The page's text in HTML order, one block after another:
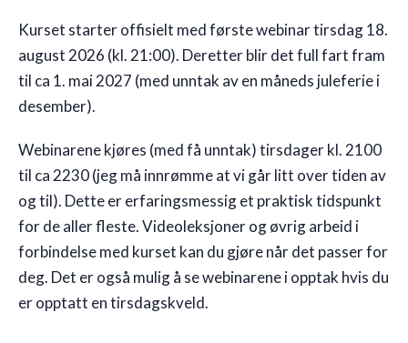
Kurset starter offisielt med første webinar tirsdag 18.
august 2026 (kl. 21:00). Deretter blir det full fart fram
til ca 1. mai 2027 (med unntak av en måneds juleferie i
desember).
Webinarene kjøres (med få unntak) tirsdager kl. 2100
til ca 2230 (jeg må innrømme at vi går litt over tiden av
og til). Dette er erfaringsmessig et praktisk tidspunkt
for de aller fleste. Videoleksjoner og øvrig arbeid i
forbindelse med kurset kan du gjøre når det passer for
deg. Det er også mulig å se webinarene i opptak hvis du
er opptatt en tirsdagskveld.